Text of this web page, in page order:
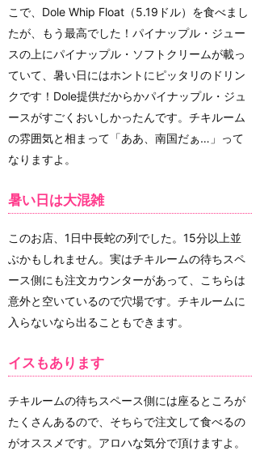
こで、Dole Whip Float（5.19ドル）を食べまし
たが、もう最高でした！パイナップル・ジュー
スの上にパイナップル・ソフトクリームが載っ
ていて、暑い日にはホントにピッタリのドリン
クです！Dole提供だからかパイナップル・ジュ
ースがすごくおいしかったんです。チキルーム
の雰囲気と相まって「ああ、南国だぁ…」って
なりますよ。
暑い日は大混雑
このお店、1日中長蛇の列でした。15分以上並
ぶかもしれません。実はチキルームの待ちスペ
ース側にも注文カウンターがあって、こちらは
意外と空いているので穴場です。チキルームに
入らないなら出ることもできます。
イスもあります
チキルームの待ちスペース側には座るところが
たくさんあるので、そちらで注文して食べるの
がオススメです。アロハな気分で頂けますよ。